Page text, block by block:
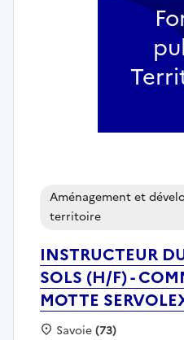
INSTRUCTEUR
SOLS (H/F) -
MOTTE
Aménagement et
territoire
Localisation :
Savoie(73)